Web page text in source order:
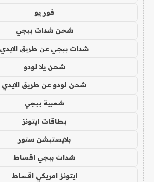
فور يو
شحن شدات ببجي
شدات ببجي عن طريق الايدي
شحن يلا لودو
شحن لودو عن طريق الايدي
شعبية ببجي
بطاقات ايتونز
بلايستيشن ستور
شدات ببجي اقساط
ايتونز امريكي اقساط